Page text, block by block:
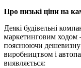
Про низькі ціни на
Деякі будівельні
маркетинговим ходом
пояснюючи дешевизну
виробництвом і
виявляється: